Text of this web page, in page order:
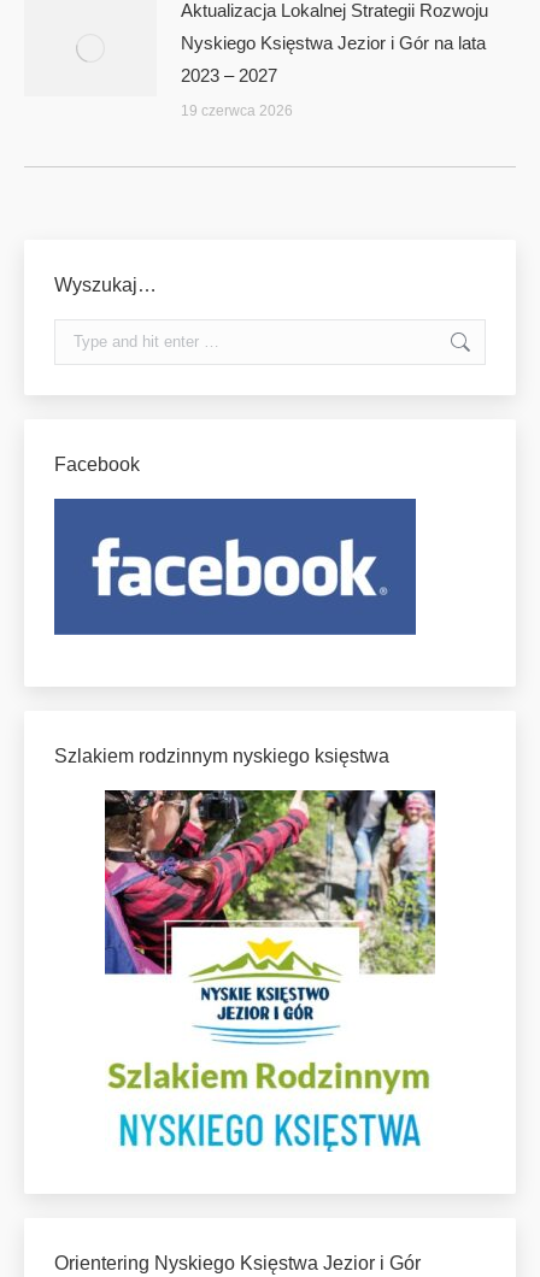
Aktualizacja Lokalnej Strategii Rozwoju
Nyskiego Księstwa Jezior i Gór na lata
2023 – 2027
19 czerwca 2026
Wyszukaj…
Search:
Facebook
Szlakiem rodzinnym nyskiego księstwa
Orientering Nyskiego Księstwa Jezior i Gór